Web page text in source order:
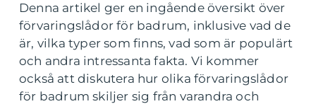
Denna artikel ger en ingående översikt över
förvaringslådor för badrum, inklusive vad de
är, vilka typer som finns, vad som är populärt
och andra intressanta fakta. Vi kommer
också att diskutera hur olika förvaringslådor
för badrum skiljer sig från varandra och